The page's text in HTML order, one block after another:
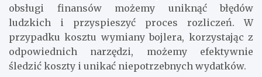
obsługi finansów możemy uniknąć błędów
ludzkich i przyspieszyć proces rozliczeń. W
przypadku kosztu wymiany bojlera, korzystając z
odpowiednich narzędzi, możemy efektywnie
śledzić koszty i unikać niepotrzebnych wydatków.